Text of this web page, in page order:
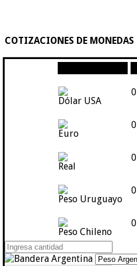
COTIZACIONES DE MONEDAS
Dólar USA
0
Euro
0
Real
0
Peso Uruguayo
0
Peso Chileno
0